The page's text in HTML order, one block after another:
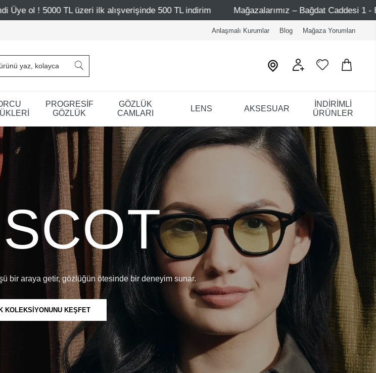
ilk alışverişinde 500 TL indirim Mağazalarımız – Bağdat Caddesi 1 - Bağdat Caddesi 2 -
Anlaşmalı Kurumlar Blog Mağaza Yorumları
PROGRESİF
GÖZLÜK
GÖZLÜK
CAMLARI
LENS AKSESUAR
İNDİRİMLİ
ÜRÜNLER
bir araya getir, gözlüğün ötesinde bir deneyim sunar.
KOLEKSİYONUNU KEŞFET